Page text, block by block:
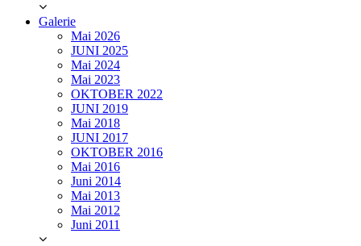
Galerie
Mai 2026
JUNI 2025
Mai 2024
Mai 2023
OKTOBER 2022
JUNI 2019
Mai 2018
JUNI 2017
OKTOBER 2016
Mai 2016
Juni 2014
Mai 2013
Mai 2012
Juni 2011